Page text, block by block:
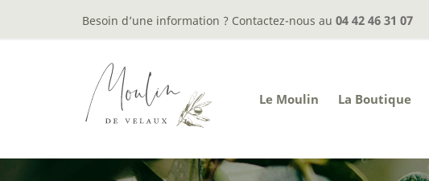
Besoin d’une information ? Contactez-nous au 04 42 46 31 07
Le Moulin La Boutique